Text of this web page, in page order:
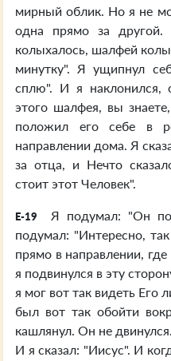
мирный облик. Но я не
одна прямо за
колыхалось, шалфей
минутку". Я ущипнул
сплю". И я наклонился,
этого шалфея, вы
положил его себе в
направлении дома. Я
за отца, и Нечто
стоит этот Человек".
E-19
Я подумал: "Он
подумал: "Интересно,
прямо в направлении,
я подвинулся в эту
я мог вот так видеть
был вот так обойти
кашлянул. Он не
И я сказал: "Иисус". И